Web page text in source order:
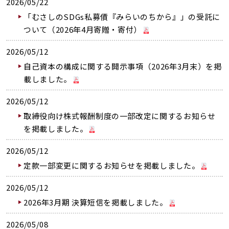
「むさしのSDGs私募債『みらいのちから』」の受託に
ついて（2026年4月寄贈・寄付）
2026/05/12
自己資本の構成に関する開示事項（2026年3月末）を掲
載しました。
2026/05/12
取締役向け株式報酬制度の一部改定に関するお知らせ
を掲載しました。
2026/05/12
定款一部変更に関するお知らせを掲載しました。
2026/05/12
2026年3月期 決算短信を掲載しました。
2026/05/08